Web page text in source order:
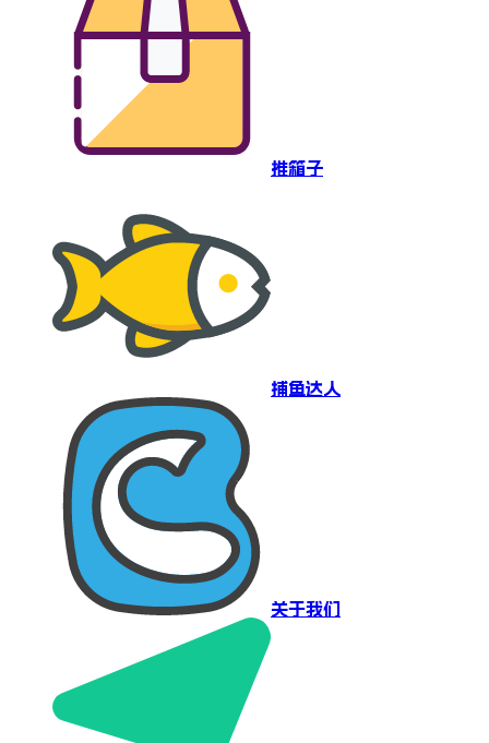
推箱子
捕鱼达人
关于我们